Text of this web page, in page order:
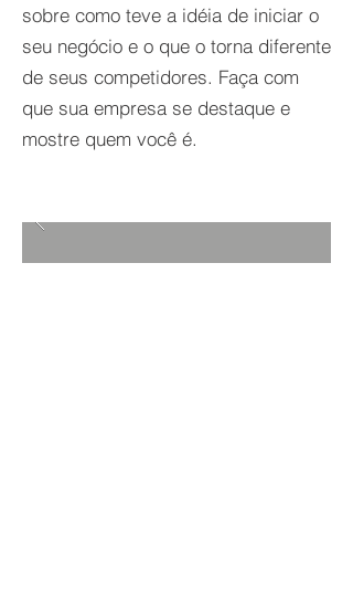
sobre como teve a idéia de iniciar o
seu negócio e o que o torna diferente
de seus competidores. Faça com
que sua empresa se destaque e
mostre quem você é.